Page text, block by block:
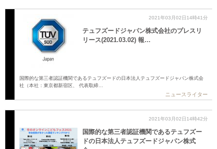
2021年03月02日14時41分
テュフズードジャパン株式会社のプレスリ
リース(2021.03.02) 報…
国際的な第三者認証機関であるテュフズードの日本法人テュフズードジャパン株式会
社（本社：東京都新宿区、 代表取締…
ニュースライター
2021年03月02日14時42分
国際的な第三者認証機関であるテュフズー
ドの日本法人テュフズードジャパン株式